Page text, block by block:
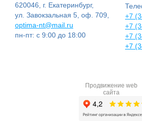
620046, г. Екатеринбург,
ул. Завокзальная 5, оф. 709,
optima-nt@mail.ru
пн-пт: с 9:00 до 18:00
+7
+7
+7
+7
Продвижение web
сайта